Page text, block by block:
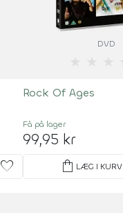
favorite
DVD
Rock Of Ages
Få på lager
99,95 kr
shopping_bag LÆG I KURV